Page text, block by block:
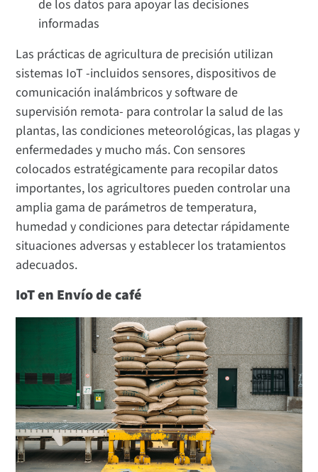
de los datos para apoyar las decisiones
informadas
Las prácticas de agricultura de precisión utilizan
sistemas IoT -incluidos sensores, dispositivos de
comunicación inalámbricos y software de
supervisión remota- para controlar la salud de las
plantas, las condiciones meteorológicas, las plagas y
enfermedades y mucho más. Con sensores
colocados estratégicamente para recopilar datos
importantes, los agricultores pueden controlar una
amplia gama de parámetros de temperatura,
humedad y condiciones para detectar rápidamente
situaciones adversas y establecer los tratamientos
adecuados.
IoT en Envío de café